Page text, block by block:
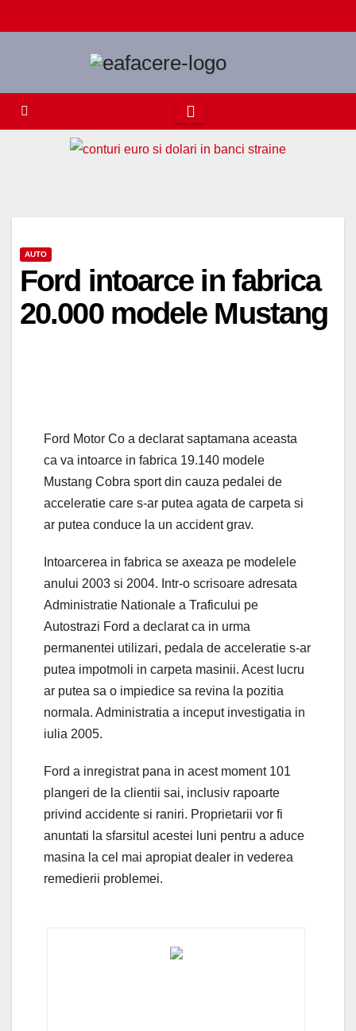
to
AUTO
Ford intoarce in fabrica
20.000 modele Mustang
Ford Motor Co a declarat saptamana aceasta
ca va intoarce in fabrica 19.140 modele
Mustang Cobra sport din cauza pedalei de
acceleratie care s-ar putea agata de carpeta si
ar putea conduce la un accident grav.
Intoarcerea in fabrica se axeaza pe modelele
anului 2003 si 2004. Intr-o scrisoare adresata
Administratie Nationale a Traficului pe
Autostrazi Ford a declarat ca in urma
permanentei utilizari, pedala de acceleratie s-ar
putea impotmoli in carpeta masinii. Acest lucru
ar putea sa o impiedice sa revina la pozitia
normala. Administratia a inceput investigatia in
iulia 2005.
Ford a inregistrat pana in acest moment 101
plangeri de la clientii sai, inclusiv rapoarte
privind accidente si raniri. Proprietarii vor fi
anuntati la sfarsitul acestei luni pentru a aduce
masina la cel mai apropiat dealer in vederea
remedierii problemei.